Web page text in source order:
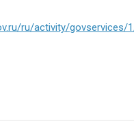
ru/activity/govservices/